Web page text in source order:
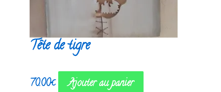
Tête de tigre
70.00€ Ajouter au panier